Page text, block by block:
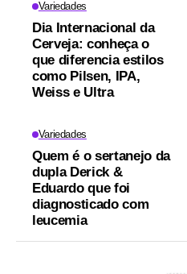
Variedades
Dia Internacional da
Cerveja: conheça o
que diferencia estilos
como Pilsen, IPA,
Weiss e Ultra
Variedades
Quem é o sertanejo da
dupla Derick &
Eduardo que foi
diagnosticado com
leucemia